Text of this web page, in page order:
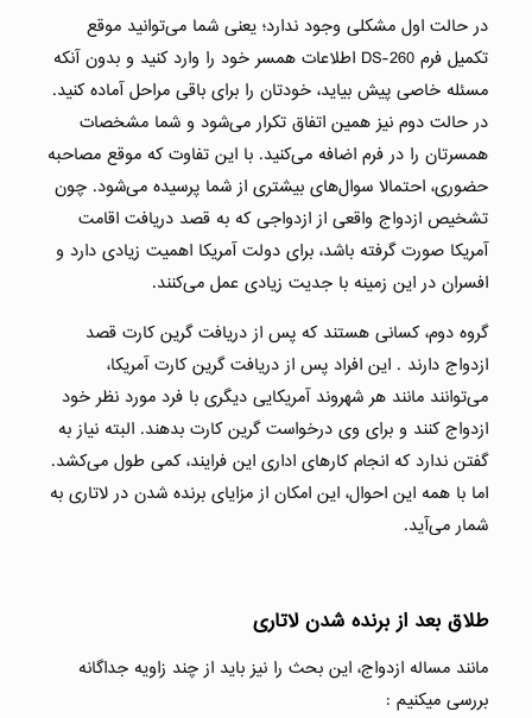
در حالت اول مشکلی وجود ندارد؛ یعنی شما می‌توانید موقع
تکمیل فرم DS-260 اطلاعات همسر خود را وارد کنید و بدون آنکه
مسئله خاصی پیش بیاید، خودتان را برای باقی مراحل آماده کنید.
در حالت دوم نیز همین اتفاق تکرار می‌شود و شما مشخصات
همسرتان را در فرم اضافه می‌کنید. با این تفاوت که موقع مصاحبه
حضوری، احتمالا سوال‌های بیشتری از شما پرسیده می‌شود. چون
تشخیص ازدواج واقعی از ازدواجی که به‌ قصد دریافت اقامت
آمریکا صورت گرفته باشد، برای دولت آمریکا اهمیت زیادی دارد و
افسران در این زمینه با جدیت زیادی عمل می‌کنند.
گروه دوم، کسانی هستند که پس از دریافت گرین کارت قصد
ازدواج دارند . این افراد پس از دریافت گرین کارت آمریکا،
می‌توانند مانند هر شهروند آمریکایی دیگری با فرد مورد نظر خود
ازدواج کنند و برای وی درخواست گرین کارت بدهند. البته نیاز به
گفتن ندارد که انجام کارهای اداری این فرایند، کمی طول می‌کشد.
اما با همه این احوال، این امکان از مزایای برنده شدن در لاتاری به‌
شمار می‌آید.
طلاق بعد از برنده شدن لاتاری
مانند مساله ازدواج، این بحث را نیز باید از چند زاویه جداگانه
بررسی میکنیم :